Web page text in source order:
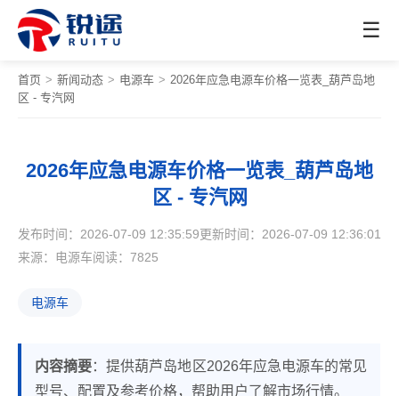
☰
首页 > 新闻动态 > 电源车 > 2026年应急电源车价格一览表_葫芦岛地
区 - 专汽网
2026年应急电源车价格一览表_葫芦岛地
区 - 专汽网
发布时间：2026-07-09 12:35:59更新时间：2026-07-09 12:36:01
来源：电源车阅读：7825
电源车
内容摘要：提供葫芦岛地区2026年应急电源车的常见
型号、配置及参考价格，帮助用户了解市场行情。